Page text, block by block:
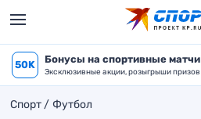
50K Бонусы на спортивные матчи
Эксклюзивные акции, розыгрыши призов
Спорт Футбол